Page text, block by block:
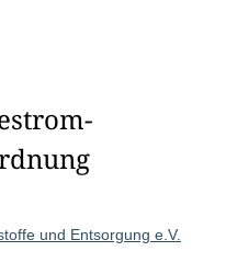
und Entsorgung e.V.